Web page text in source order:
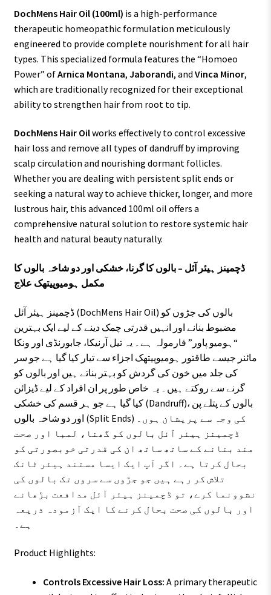
DochMens Hair Oil (100ml) is a high-performance
therapeutic homeopathic formulation meticulously
engineered to provide complete nourishment for all hair
types. This specialized formula features the “Homoeo
Power” ofArnica Montana, Jaborandi, and Vinca Minor,
which are traditionally recognized for their exceptional
ability to strengthen hair from root to tip.
DochMens Hair Oilworks effectively to control excessive
hair loss and remove all types of dandruff by improving
scalp circulation and nourishing dormant follicles.
Whether you are dealing with persistent split ends or
seeking a natural way to achieve thicker, longer, and more
lustrous hair, this advanced 100ml oil offers a
comprehensive natural solution to restore systemic hair
health and natural beauty naturally.
ڈچمینز ہیئر آئل – بالوں کا گرنا، خشکی اور دو شاخہ بالوں کا
مکمل ہومیوپیتھک علاج
ڈچمینز ہیئر آئل (DochMens Hair Oil) بالوں کی جڑوں کو
مضبوط بنانے اور انہیں قدرتی چمک دینے کے لیے ایک بہترین
“ہومیو پاور” فارمولہ ہے۔ یہ تیل آرنیکا، جابورنڈی اور ونکا
مائنر جیسے طاقتور ہومیوپیتھک اجزاء سے تیار کیا گیا ہے جو سر
کی جلد میں خون کی گردش کو بہتر بناتے ہیں اور بالوں کو
گرنے سے روکتے ہیں۔ یہ خاص طور پر ان افراد کے لیے ڈیزائن
کیا گیا ہے جو ہر قسم کی خشکی (Dandruff)، بالوں کے پتلے پن
اور دو شاخہ بالوں (Split Ends) کی وجہ سے پریشان ہوں۔
ڈچمینز ہیئر آئل بالوں کو گھنا، لمبا اور صحت
مند بنانے کے ساتھ ساتھ ان کی قدرتی خوبصورتی کو
بحال کرتا ہے۔ اگر آپ ایک ایسا مستند ہیئر ٹانک
تلاش کر رہے ہیں جو جڑوں سے سروں تک بالوں کی
نشوونما کرے، تو ڈچمینز ہیئر آئل مدافعت بڑھانے
اور بالوں کی صحت بحال کرنے کا ایک آزمودہ ذریعہ
ہے۔
Product Highlights:
Controls Excessive Hair Loss: A primary therapeutic